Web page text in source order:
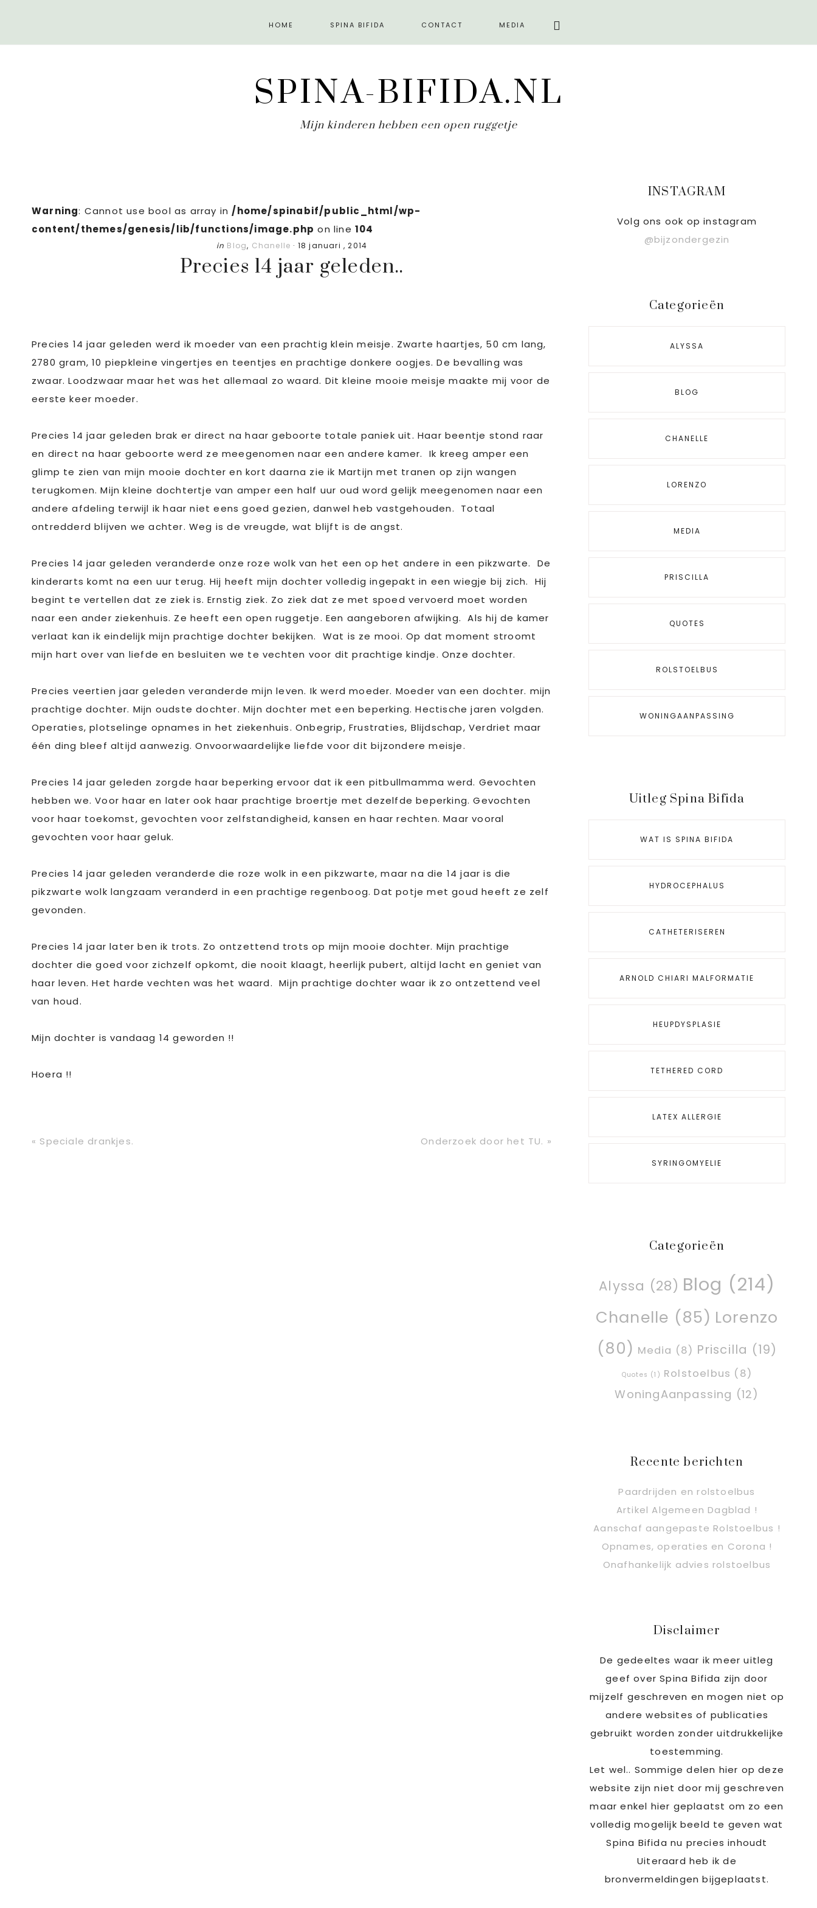
de
de
HOME SPINA BIFIDA CONTACT MEDIA Zoek
op
website
SPINA-BIFIDA.NL
Mijn kinderen hebben een open ruggetje
Warning: Cannot use bool as array in /home/spinabif/public_html/wp-
content/themes/genesis/lib/functions/image.php on line104
in Blog, Chanelle · 18 januari , 2014
Precies 14 jaar geleden..
Precies 14 jaar geleden werd ik moeder van een prachtig klein meisje. Zwarte haartjes, 50 cm lang,
2780 gram, 10 piepkleine vingertjes en teentjes en prachtige donkere oogjes. De bevalling was
zwaar. Loodzwaar maar het was het allemaal zo waard. Dit kleine mooie meisje maakte mij voor de
eerste keer moeder.
Precies 14 jaar geleden brak er direct na haar geboorte totale paniek uit. Haar beentje stond raar
en direct na haar geboorte werd ze meegenomen naar een andere kamer. Ik kreeg amper een
glimp te zien van mijn mooie dochter en kort daarna zie ik Martijn met tranen op zijn wangen
terugkomen. Mijn kleine dochtertje van amper een half uur oud word gelijk meegenomen naar een
andere afdeling terwijl ik haar niet eens goed gezien, danwel heb vastgehouden. Totaal
ontredderd blijven we achter. Weg is de vreugde, wat blijft is de angst.
Precies 14 jaar geleden veranderde onze roze wolk van het een op het andere in een pikzwarte. De
kinderarts komt na een uur terug. Hij heeft mijn dochter volledig ingepakt in een wiegje bij zich. Hij
begint te vertellen dat ze ziek is. Ernstig ziek. Zo ziek dat ze met spoed vervoerd moet worden
naar een ander ziekenhuis. Ze heeft een open ruggetje. Een aangeboren afwijking. Als hij de kamer
verlaat kan ik eindelijk mijn prachtige dochter bekijken. Wat is ze mooi. Op dat moment stroomt
mijn hart over van liefde en besluiten we te vechten voor dit prachtige kindje. Onze dochter.
Precies veertien jaar geleden veranderde mijn leven. Ik werd moeder. Moeder van een dochter. mijn
prachtige dochter. Mijn oudste dochter. Mijn dochter met een beperking. Hectische jaren volgden.
Operaties, plotselinge opnames in het ziekenhuis. Onbegrip, Frustraties, Blijdschap, Verdriet maar
één ding bleef altijd aanwezig. Onvoorwaardelijke liefde voor dit bijzondere meisje.
Precies 14 jaar geleden zorgde haar beperking ervoor dat ik een pitbullmamma werd. Gevochten
hebben we. Voor haar en later ook haar prachtige broertje met dezelfde beperking. Gevochten
voor haar toekomst, gevochten voor zelfstandigheid, kansen en haar rechten. Maar vooral
gevochten voor haar geluk.
Precies 14 jaar geleden veranderde die roze wolk in een pikzwarte, maar na die 14 jaar is die
pikzwarte wolk langzaam veranderd in een prachtige regenboog. Dat potje met goud heeft ze zelf
gevonden.
Precies 14 jaar later ben ik trots. Zo ontzettend trots op mijn mooie dochter. Mijn prachtige
dochter die goed voor zichzelf opkomt, die nooit klaagt, heerlijk pubert, altijd lacht en geniet van
haar leven. Het harde vechten was het waard. Mijn prachtige dochter waar ik zo ontzettend veel
van houd.
Mijn dochter is vandaag 14 geworden !!
Hoera !!
Vorig
« Speciale drankjes.
Volgend
Onderzoek door het TU. »
Primaire
Sidebar
INSTAGRAM
Volg ons ook op instagram
@bijzondergezin
Categorieën
ALYSSA
BLOG
CHANELLE
LORENZO
MEDIA
PRISCILLA
QUOTES
ROLSTOELBUS
WONINGAANPASSING
Uitleg Spina Bifida
WAT IS SPINA BIFIDA
HYDROCEPHALUS
CATHETERISEREN
ARNOLD CHIARI MALFORMATIE
HEUPDYSPLASIE
TETHERED CORD
LATEX ALLERGIE
SYRINGOMYELIE
Categorieën
Alyssa (28) Blog (214)
Chanelle (85) Lorenzo
(80) Media (8) Priscilla (19)
Quotes (1) Rolstoelbus (8)
WoningAanpassing (12)
Recente berichten
Paardrijden en rolstoelbus
Artikel Algemeen Dagblad !
Aanschaf aangepaste Rolstoelbus !
Opnames, operaties en Corona !
Onafhankelijk advies rolstoelbus
Disclaimer
De gedeeltes waar ik meer uitleg
geef over Spina Bifida zijn door
mijzelf geschreven en mogen niet op
andere websites of publicaties
gebruikt worden zonder uitdrukkelijke
toestemming.
Let wel.. Sommige delen hier op deze
website zijn niet door mij geschreven
maar enkel hier geplaatst om zo een
volledig mogelijk beeld te geven wat
Spina Bifida nu precies inhoudt
Uiteraard heb ik de
bronvermeldingen bijgeplaatst.